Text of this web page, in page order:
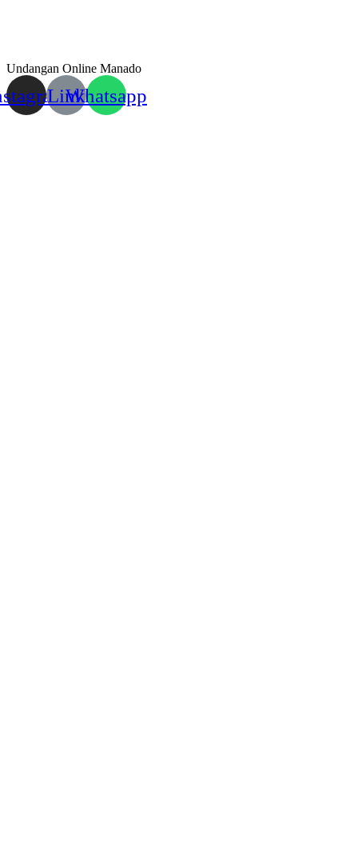
Undangan Online Manado
LinkWhatsapp